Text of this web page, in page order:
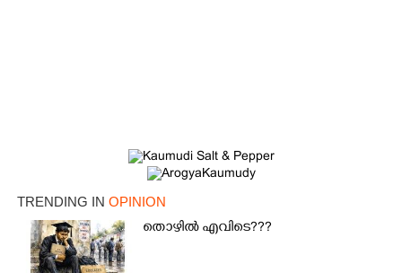
TRENDING IN OPINION
തൊഴിൽ എവിടെ???